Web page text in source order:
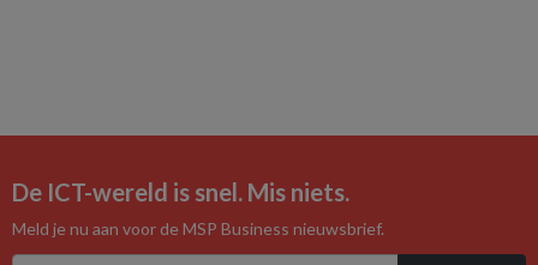
De ICT-wereld is snel. Mis niets.
Meld je nu aan voor de MSP Business nieuwsbrief.